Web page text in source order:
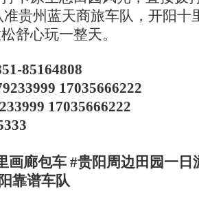
准贵州蓝天商旅车队，开阳十
舒心玩一整天。
85164808
17035666222
17035666222
画廊包车 #贵阳周边田园一日
靠谱车队